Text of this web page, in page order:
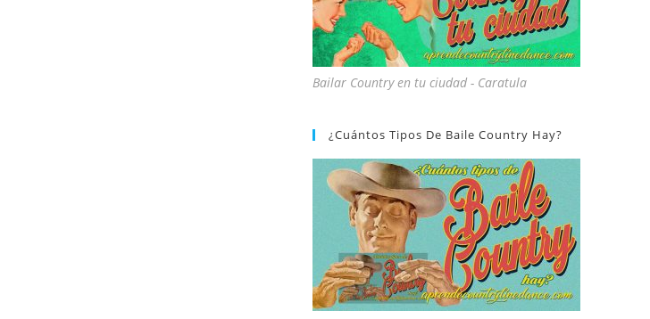
Bailar Country en tu ciudad - Caratula
¿Cuántos Tipos De Baile Country Hay?